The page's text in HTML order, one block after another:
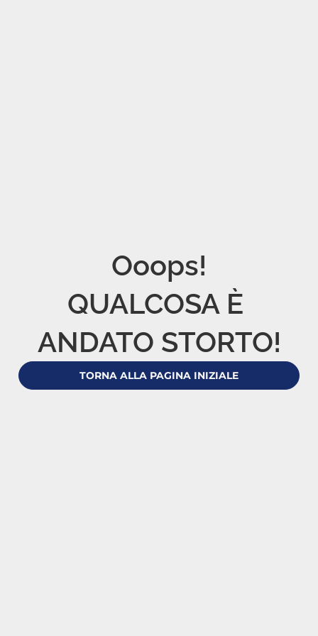
Ooops!
QUALCOSA È
ANDATO STORTO!
TORNA ALLA PAGINA INIZIALE